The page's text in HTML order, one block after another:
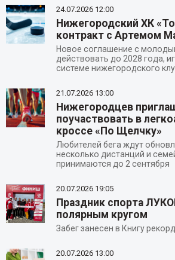
24.07.2026 12:00
Нижегородский ХК
контракт с Артемом
Новое соглашение с
действовать до 2028 года,
системе нижегородского
21.07.2026 13:00
Нижегородцев
поучаствовать в
кроссе «По Щелчку»
Любителей бега ждут
несколько дистанций и
принимаются до 2 сентября
20.07.2026 19:05
Праздник спорта
полярным кругом
Забег занесен в Книгу
20.07.2026 13:00